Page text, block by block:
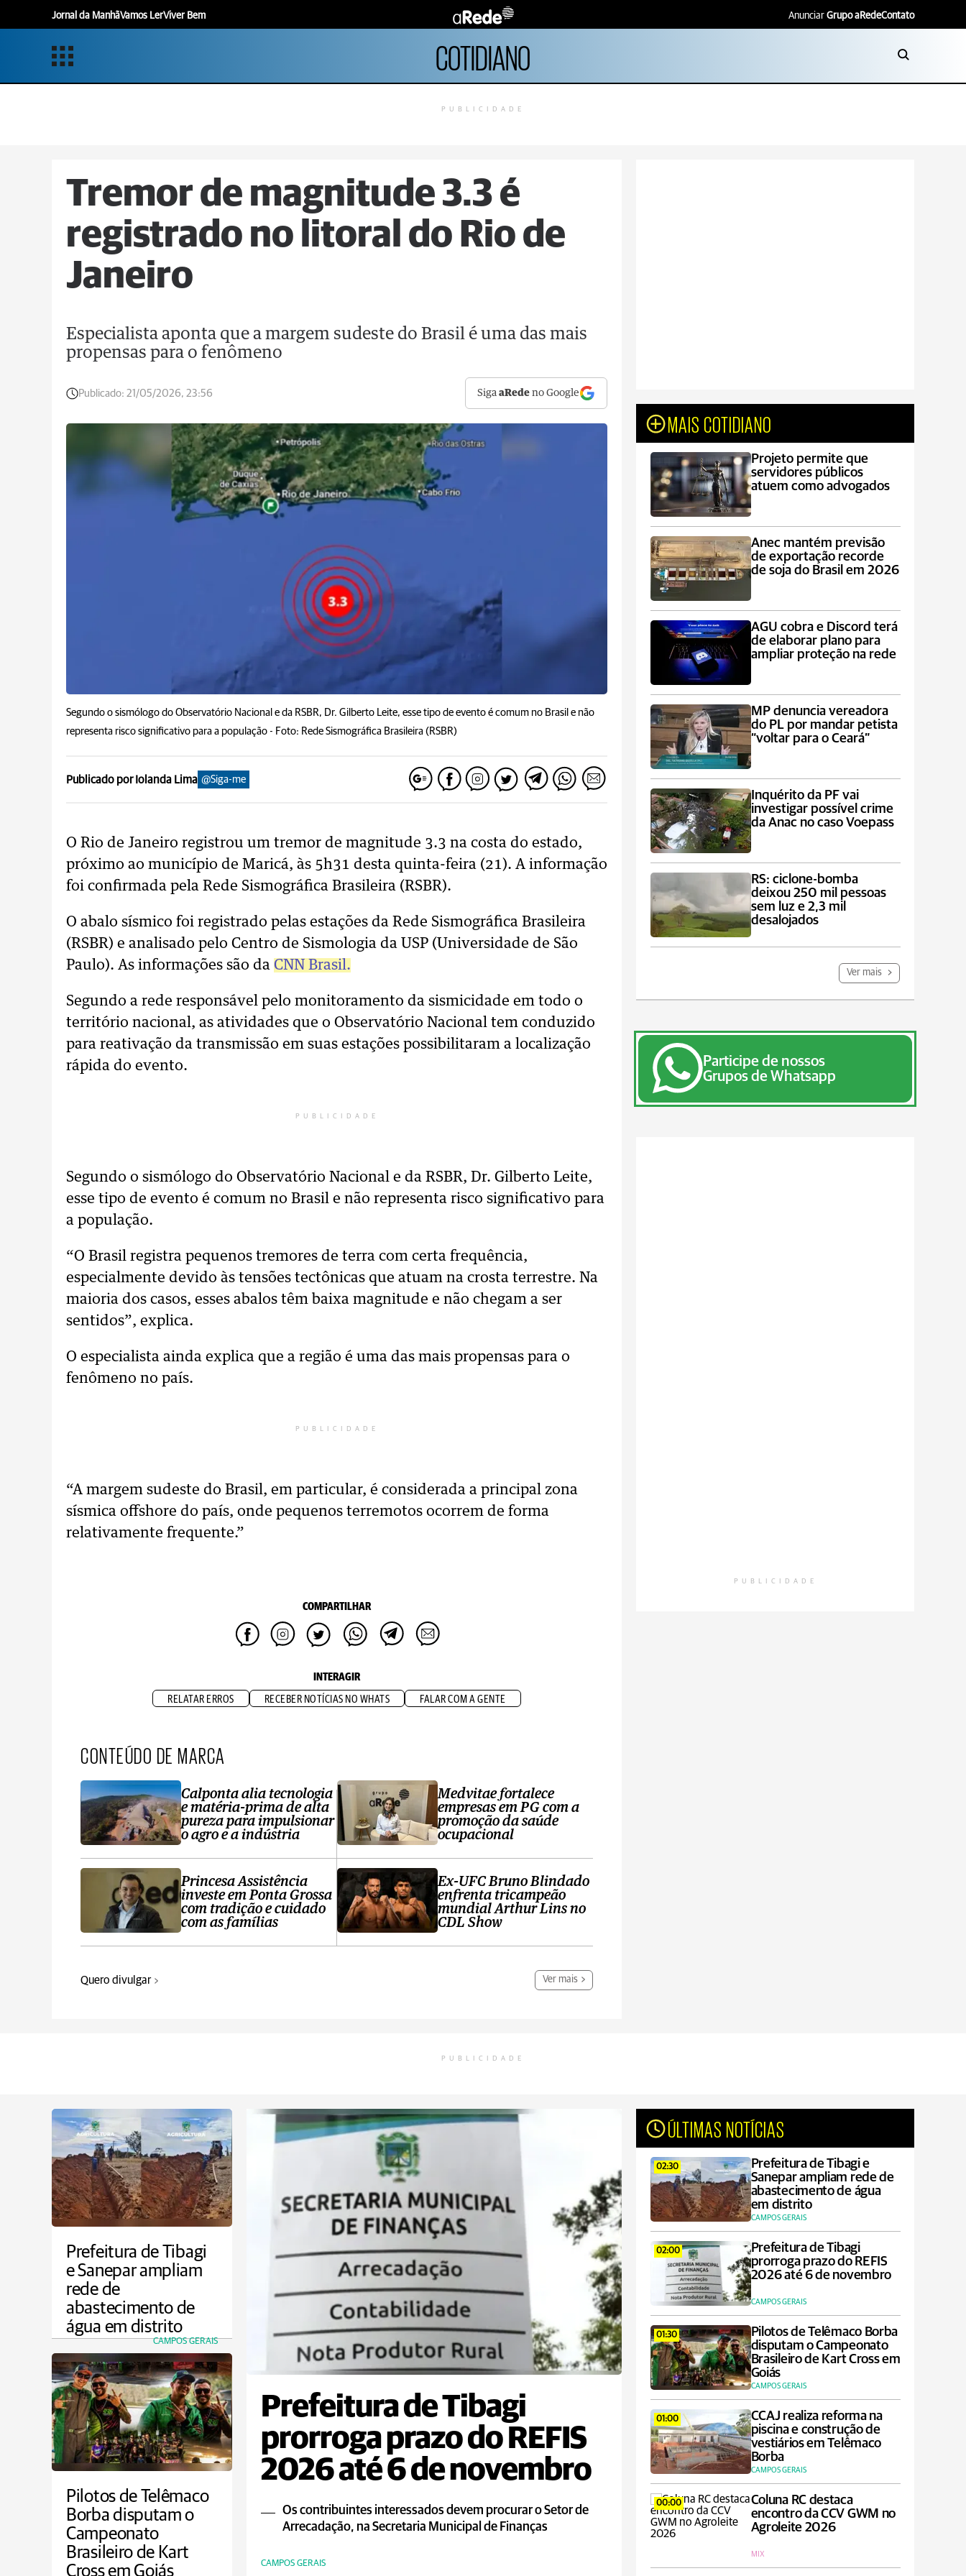
Jornal da ManhãVamos LerViver Bem Anunciar Grupo aRedeContato
COTIDIANO
PUBLICIDADE
Tremor de magnitude 3.3 é
registrado no litoral do Rio de
Janeiro
Especialista aponta que a margem sudeste do Brasil é uma das mais
propensas para o fenômeno
Publicado: 21/05/2026, 23:56 SigaaRede no Google
Segundo o sismólogo do Observatório Nacional e da RSBR, Dr. Gilberto Leite, esse tipo de evento é comum no Brasil e não
representa risco significativo para a população - Foto: Rede Sismográfica Brasileira (RSBR)
Publicado por Iolanda Lima @Siga-me
O Rio de Janeiro registrou um tremor de magnitude 3.3 na costa do estado,
próximo ao município de Maricá, às 5h31 desta quinta-feira (21). A informação
foi confirmada pela Rede Sismográfica Brasileira (RSBR).
O abalo sísmico foi registrado pelas estações da Rede Sismográfica Brasileira
(RSBR) e analisado pelo Centro de Sismologia da USP (Universidade de São
Paulo). As informações são da CNN Brasil.
Segundo a rede responsável pelo monitoramento da sismicidade em todo o
território nacional, as atividades que o Observatório Nacional tem conduzido
para reativação da transmissão em suas estações possibilitaram a localização
rápida do evento.
PUBLICIDADE
Segundo o sismólogo do Observatório Nacional e da RSBR, Dr. Gilberto Leite,
esse tipo de evento é comum no Brasil e não representa risco significativo para
a população.
“O Brasil registra pequenos tremores de terra com certa frequência,
especialmente devido às tensões tectônicas que atuam na crosta terrestre. Na
maioria dos casos, esses abalos têm baixa magnitude e não chegam a ser
sentidos”, explica.
O especialista ainda explica que a região é uma das mais propensas para o
fenômeno no país.
PUBLICIDADE
“A margem sudeste do Brasil, em particular, é considerada a principal zona
sísmica offshore do país, onde pequenos terremotos ocorrem de forma
relativamente frequente.”
COMPARTILHAR
INTERAGIR
RELATAR ERROS RECEBER NOTÍCIAS NO WHATS FALAR COM A GENTE
CONTEÚDO DE MARCA
Calponta alia tecnologia
e matéria-prima de alta
pureza para impulsionar
o agro e a indústria
Princesa Assistência
investe em Ponta Grossa
com tradição e cuidado
com as famílias
Medvitae fortalece
empresas em PG com a
promoção da saúde
ocupacional
Ex-UFC Bruno Blindado
enfrenta tricampeão
mundial Arthur Lins no
CDL Show
Quero divulgar Ver mais
MAIS COTIDIANO
Projeto permite que
servidores públicos
atuem como advogados
Anec mantém previsão
de exportação recorde
de soja do Brasil em 2026
AGU cobra e Discord terá
de elaborar plano para
ampliar proteção na rede
MP denuncia vereadora
do PL por mandar petista
“voltar para o Ceará”
Inquérito da PF vai
investigar possível crime
da Anac no caso Voepass
RS: ciclone-bomba
deixou 250 mil pessoas
sem luz e 2,3 mil
desalojados
Ver mais
Participe de nossos
Grupos de Whatsapp
PUBLICIDADE
PUBLICIDADE
Prefeitura de Tibagi
e Sanepar ampliam
rede de
abastecimento de
água em distrito
CAMPOS GERAIS
Prefeitura de Tibagi
prorroga prazo do REFIS
2026 até 6 de novembro
Os contribuintes interessados devem procurar o Setor de
Arrecadação, na Secretaria Municipal de Finanças
CAMPOS GERAIS
ÚLTIMAS NOTÍCIAS
02:30
Prefeitura de Tibagi e
Sanepar ampliam rede de
abastecimento de água
em distrito
CAMPOS GERAIS
02:00
Prefeitura de Tibagi
prorroga prazo do REFIS
2026 até 6 de novembro
CAMPOS GERAIS
01:30
Pilotos de Telêmaco Borba
disputam o Campeonato
Brasileiro de Kart Cross em
Goiás
CAMPOS GERAIS
01:00
CCAJ realiza reforma na
piscina e construção de
vestiários em Telêmaco
Borba
CAMPOS GERAIS
00:00
Coluna RC destaca
encontro da CCV GWM no
Agroleite 2026
MIX
Pilotos de Telêmaco
Borba disputam o
Campeonato
Brasileiro de Kart
Cross em Goiás